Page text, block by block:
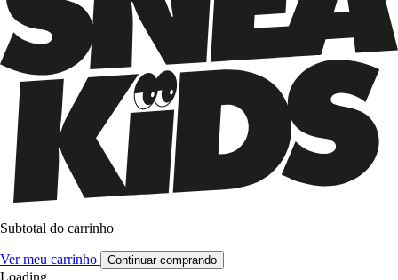
Subtotal do carrinho
Ver meu carrinho Continuar comprando
Loading...